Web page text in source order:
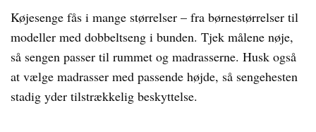
Køjesenge fås i mange størrelser – fra børnestørrelser til
modeller med dobbeltseng i bunden. Tjek målene nøje,
så sengen passer til rummet og madrasserne. Husk også
at vælge madrasser med passende højde, så sengehesten
stadig yder tilstrækkelig beskyttelse.